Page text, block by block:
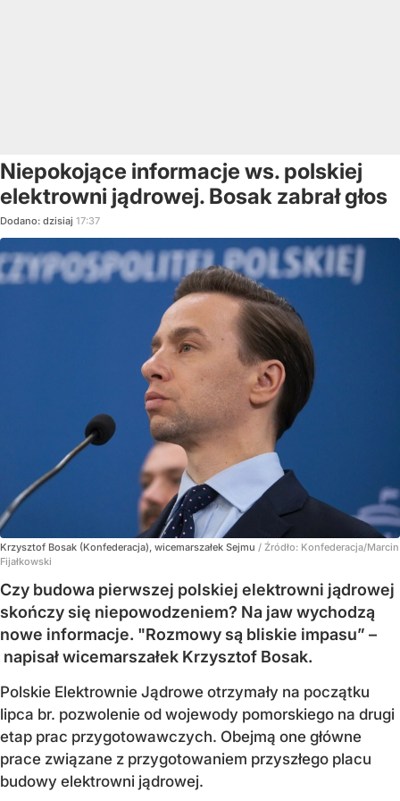
Niepokojące informacje ws. polskiej
elektrowni jądrowej. Bosak zabrał głos
Dodano: dzisiaj 17:37
Krzysztof Bosak (Konfederacja), wicemarszałek Sejmu / Źródło: Konfederacja/Marcin
Fijałkowski
Czy budowa pierwszej polskiej elektrowni jądrowej
skończy się niepowodzeniem? Na jaw wychodzą
nowe informacje. "Rozmowy są bliskie impasu” –
napisał wicemarszałek Krzysztof Bosak.
Polskie Elektrownie Jądrowe otrzymały na początku
lipca br. pozwolenie od wojewody pomorskiego na drugi
etap prac przygotowawczych. Obejmą one główne
prace związane z przygotowaniem przyszłego placu
budowy elektrowni jądrowej.